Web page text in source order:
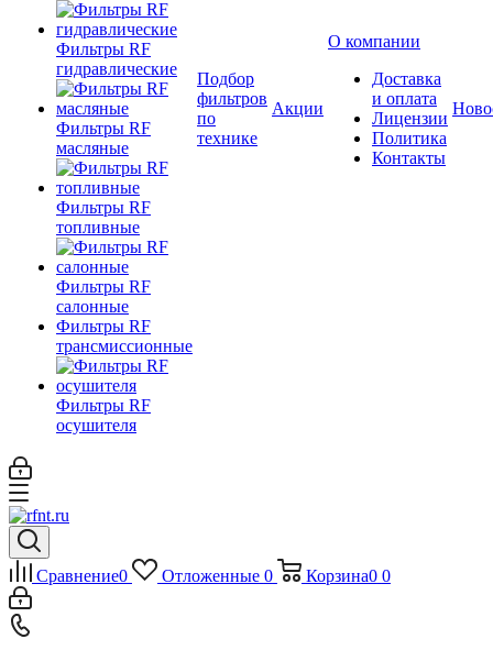
Фильтры RF
гидравлические
Фильтры RF
масляные
Фильтры RF
топливные
Фильтры RF
салонные
Фильтры RF
трансмиссионные
Фильтры RF
осушителя
Подбор
фильтров
по
технике
Акции
О компании
Доставка
и оплата
Лицензии
Политика
Контакты
Сравнение0 Отложенные 0 Корзина0 0